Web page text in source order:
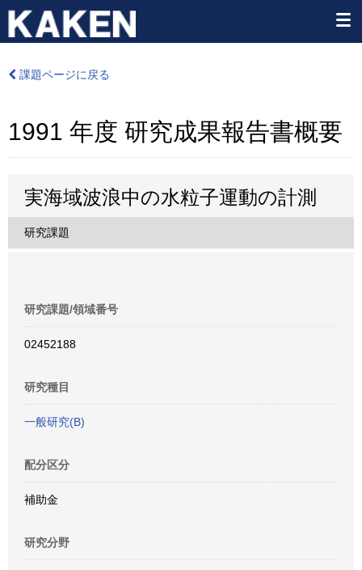
課題ページに戻る
1991 年度 研究成果報告書概要
実海域波浪中の水粒子運動の計測
研究課題
研究課題/領域番号
02452188
研究種目
一般研究(B)
配分区分
補助金
研究分野